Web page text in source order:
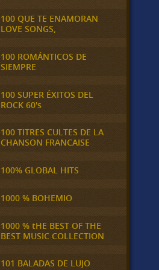
100 QUE TE ENAMORAN
LOVE SONGS,
100 ROMÁNTICOS DE
SIEMPRE
100 SUPER ÉXITOS DEL
ROCK 60's
100 TITRES CULTES DE LA
CHANSON FRANCAISE
100% GLOBAL HITS
1000 % BOHEMIO
1000 % tHE BEST OF THE
BEST MUSIC COLLECTION
101 BALADAS DE LUJO